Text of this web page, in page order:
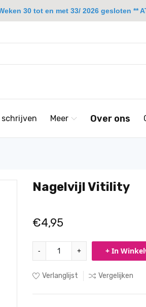
schrijven Meer Over ons
Nagelvijl Vitility
€4,95
- + + In
Verlanglijst Vergelijken
30 tot en met 33/ 2026 gesloten **